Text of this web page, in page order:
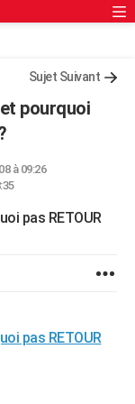
Sujet Suivant
pourquoi
à 09:26
pas RETOUR
pas RETOUR